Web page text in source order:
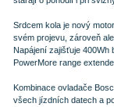
Srdcem kola je nový
svém projevu, zároveň
Napájení zajišťuje
PowerMore range
Kombinace ovladače
všech jízdních datech a